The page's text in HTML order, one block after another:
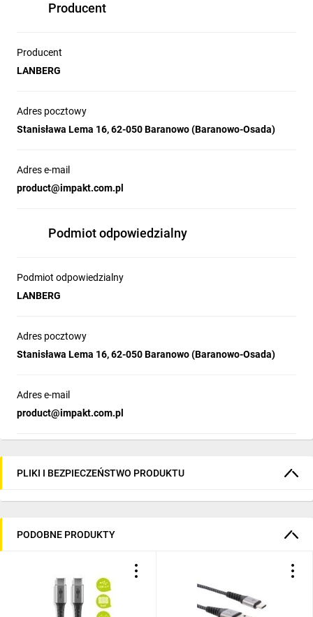
Producent
Producent
LANBERG
Adres pocztowy
Stanisława Lema 16, 62-050 Baranowo (Baranowo-Osada)
Adres e-mail
product@impakt.com.pl
Podmiot odpowiedzialny
Podmiot odpowiedzialny
LANBERG
Adres pocztowy
Stanisława Lema 16, 62-050 Baranowo (Baranowo-Osada)
Adres e-mail
product@impakt.com.pl
PLIKI I BEZPIECZEŃSTWO PRODUKTU
PODOBNE PRODUKTY